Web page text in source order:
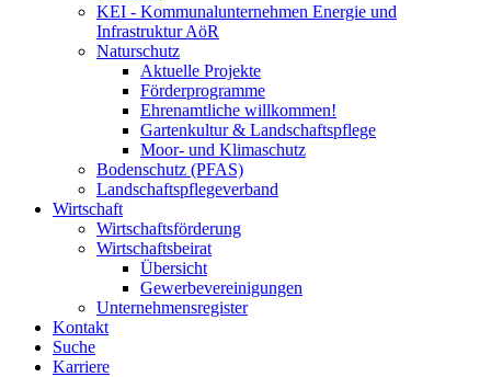
KEI - Kommunalunternehmen Energie und
Infrastruktur AöR
Naturschutz
Aktuelle Projekte
Förderprogramme
Ehrenamtliche willkommen!
Gartenkultur & Landschaftspflege
Moor- und Klimaschutz
Bodenschutz (PFAS)
Landschaftspflegeverband
Wirtschaft
Wirtschaftsförderung
Wirtschaftsbeirat
Übersicht
Gewerbevereinigungen
Unternehmensregister
Kontakt
Suche
Karriere